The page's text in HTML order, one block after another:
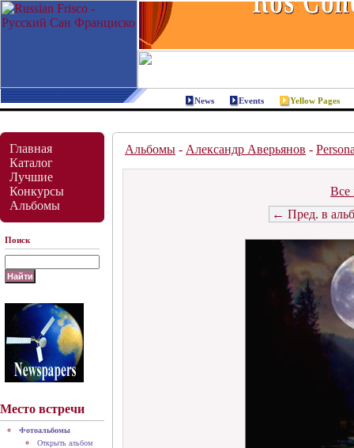
News Events Yellow Pages
Главная
Каталог
Лучшие
Конкурсы
Альбомы
Поиск
Место встречи
Фотоальбомы
Открыть альбом
Альбомы - Александр Аверьянов -
Все
← Пред. в